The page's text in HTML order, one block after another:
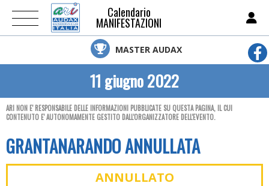
Calendario
MANIFESTAZIONI
MASTER AUDAX
11 giugno 2022
ARI NON E' RESPONSABILE DELLE INFORMAZIONI PUBBLICATE SU QUESTA PAGINA, IL CUI
CONTENUTO E' AUTONOMAMENTE GESTITO DALL'ORGANIZZATORE DELL'EVENTO.
GRANTANARANDO ANNULLATA
ANNULLATO